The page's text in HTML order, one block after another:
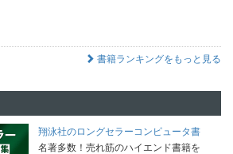
書籍ランキングをもっと見る
翔泳社のロングセラーコンピュータ書
名著多数！売れ筋のハイエンド書籍を